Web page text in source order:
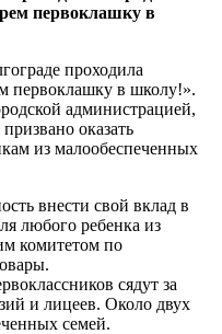
первоклашку в
проходила
первоклашку в школу!».
администрацией,
оказать
из малообеспеченных
внести свой вклад в
любого ребенка из
комитетом по
сядут за
и лицеев. Около двух
семей.